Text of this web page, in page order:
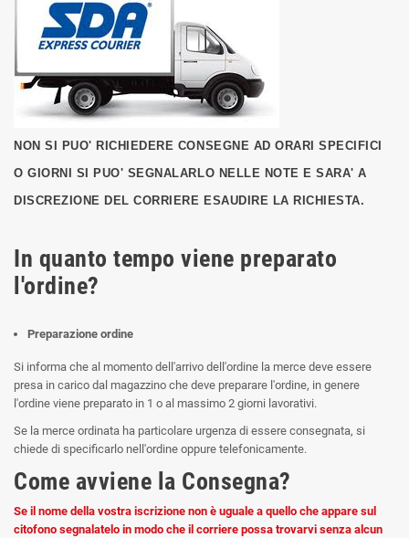
NON SI PUO' RICHIEDERE CONSEGNE AD ORARI SPECIFICI
O GIORNI SI PUO' SEGNALARLO NELLE NOTE E SARA' A
DISCREZIONE DEL CORRIERE ESAUDIRE LA RICHIESTA.
In quanto tempo viene preparato
l'ordine?
Preparazione ordine
Si informa che al momento dell'arrivo dell'ordine la merce deve essere
presa in carico dal magazzino che deve preparare l'ordine, in genere
l'ordine viene preparato in 1 o al massimo 2 giorni lavorativi.
Se la merce ordinata ha particolare urgenza di essere consegnata, si
chiede di specificarlo nell'ordine oppure telefonicamente.
Come avviene la Consegna?
Se il nome della vostra iscrizione non è uguale a quello che appare sul
citofono segnalatelo in modo che il corriere possa trovarvi senza alcun